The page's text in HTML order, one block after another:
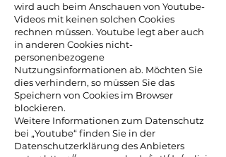
wird auch beim Anschauen von Youtube-
Videos mit keinen solchen Cookies
rechnen müssen. Youtube legt aber auch
in anderen Cookies nicht-
personenbezogene
Nutzungsinformationen ab. Möchten Sie
dies verhindern, so müssen Sie das
Speichern von Cookies im Browser
blockieren.
Weitere Informationen zum Datenschutz
bei „Youtube“ finden Sie in der
Datenschutzerklärung des Anbieters